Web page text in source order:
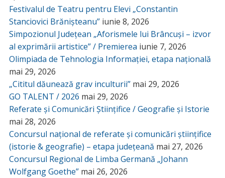
Festivalul de Teatru pentru Elevi „Constantin
Stanciovici Brănișteanu” iunie 8, 2026
Simpozionul Județean „Aforismele lui Brâncuși – izvor
al exprimării artistice” / Premierea iunie 7, 2026
Olimpiada de Tehnologia Informației, etapa națională
mai 29, 2026
„Cititul dăunează grav inculturii” mai 29, 2026
GO TALENT / 2026 mai 29, 2026
Referate și Comunicări Științifice / Geografie și Istorie
mai 28, 2026
Concursul național de referate și comunicări științifice
(istorie & geografie) – etapa județeană mai 27, 2026
Concursul Regional de Limba Germană „Johann
Wolfgang Goethe” mai 26, 2026